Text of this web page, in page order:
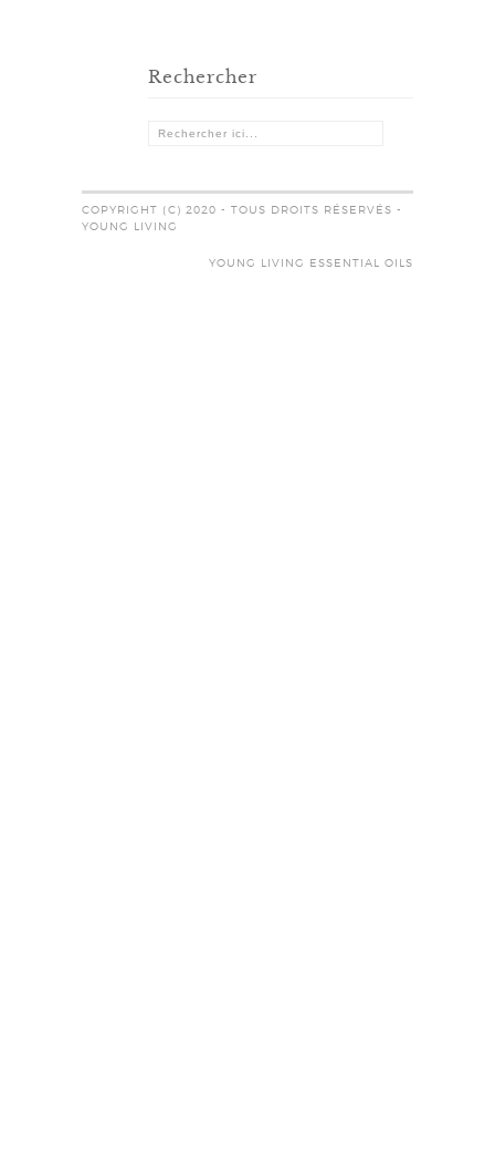
Rechercher
COPYRIGHT (C) 2020 - TOUS DROITS RÉSERVÉS -
YOUNG LIVING
YOUNG LIVING ESSENTIAL OILS